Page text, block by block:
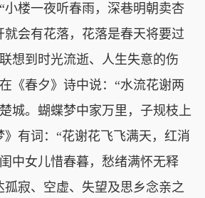
小楼一夜听春雨，深巷明朝卖杏
就会有花落，花落是春天将要过
想到时光流逝、人生失意的伤
《春夕》诗中说：“水流花谢两
城。蝴蝶梦中家万里，子规枝上
》有词：“花谢花飞飞满天，红消
中女儿惜春暮，愁绪满怀无释
孤寂、空虚、失望及思乡念亲之